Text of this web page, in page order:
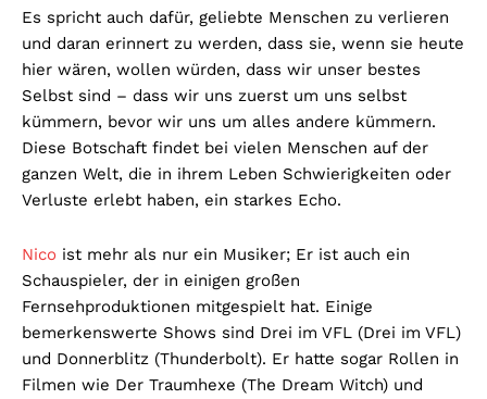
Es spricht auch dafür, geliebte Menschen zu verlieren
und daran erinnert zu werden, dass sie, wenn sie heute
hier wären, wollen würden, dass wir unser bestes
Selbst sind – dass wir uns zuerst um uns selbst
kümmern, bevor wir uns um alles andere kümmern.
Diese Botschaft findet bei vielen Menschen auf der
ganzen Welt, die in ihrem Leben Schwierigkeiten oder
Verluste erlebt haben, ein starkes Echo.
Nico ist mehr als nur ein Musiker; Er ist auch ein
Schauspieler, der in einigen großen
Fernsehproduktionen mitgespielt hat. Einige
bemerkenswerte Shows sind Drei im VFL (Drei im VFL)
und Donnerblitz (Thunderbolt). Er hatte sogar Rollen in
Filmen wie Der Traumhexe (The Dream Witch) und